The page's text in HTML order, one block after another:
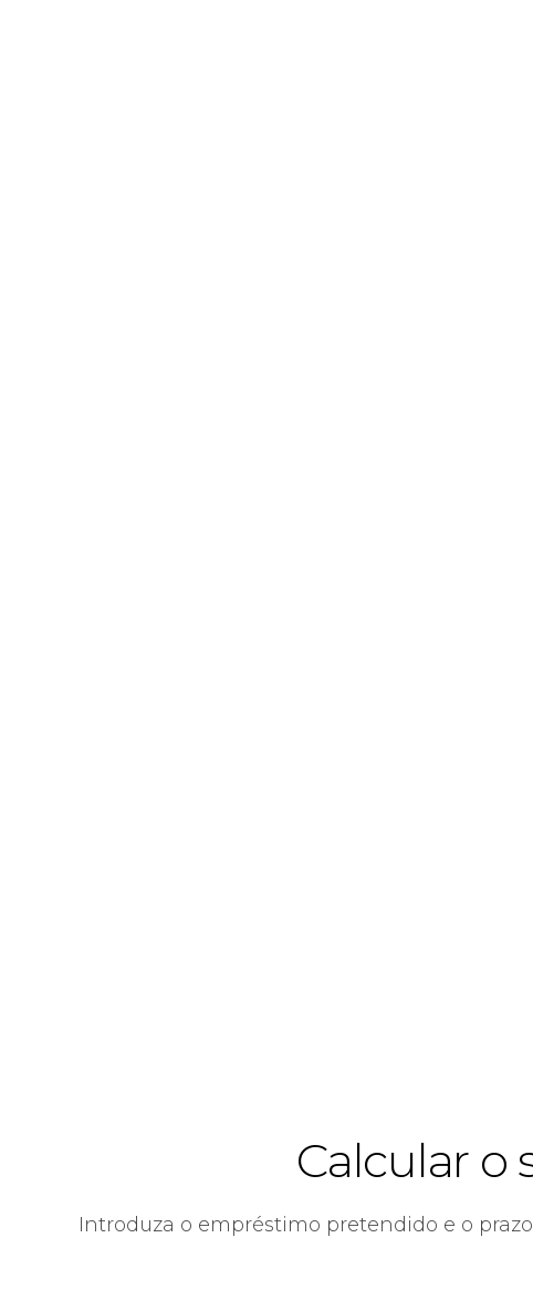
Calcular o
Introduza o empréstimo pretendido e o